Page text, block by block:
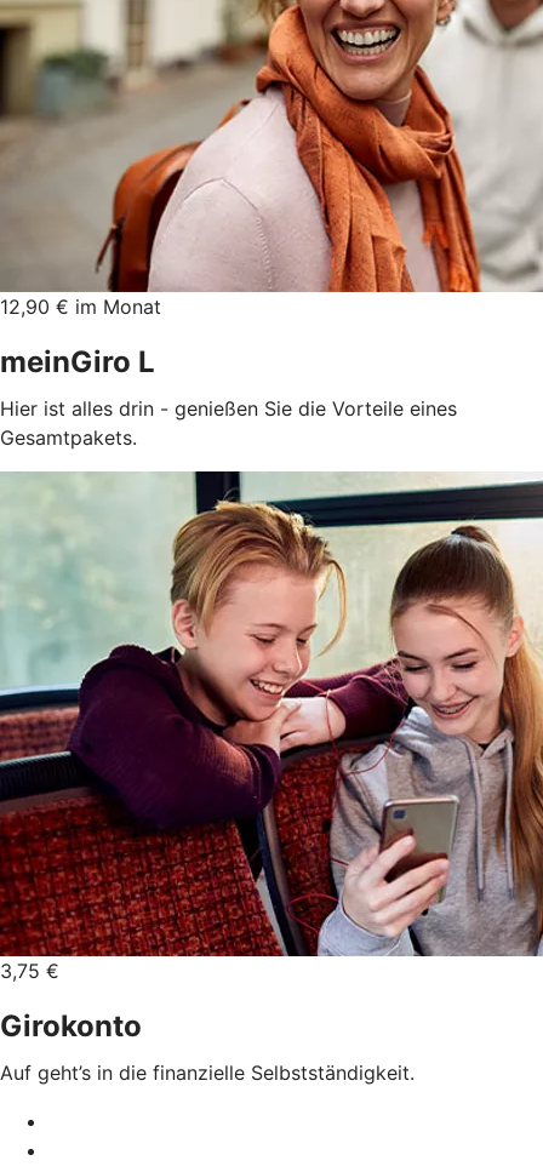
12,90 € im Monat
meinGiro L
Hier ist alles drin - genießen Sie die Vorteile eines
Gesamtpakets.
3,75 €
Girokonto
Auf geht’s in die finanzielle Selbstständigkeit.